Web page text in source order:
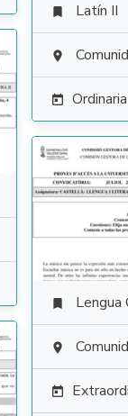
 Latín II


 Lengua

